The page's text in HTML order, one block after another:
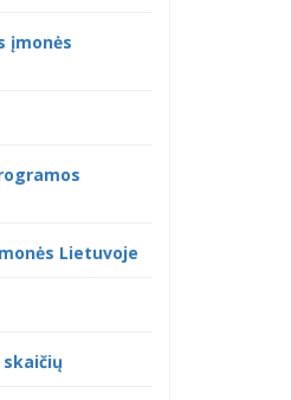
įmonės
Lietuvoje